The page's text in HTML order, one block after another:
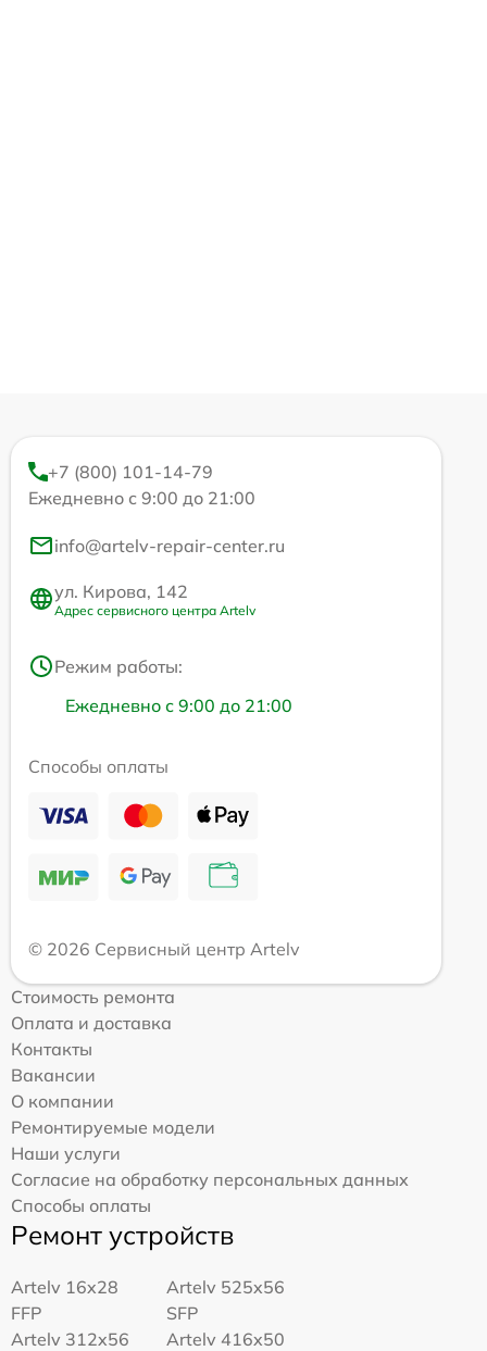
+7 (800) 101-14-79
Ежедневно с 9:00 до 21:00
info@artelv-repair-center.ru
ул. Кирова, 142
Адрес сервисного центра Artelv
Режим работы:
Ежедневно с 9:00 до 21:00
Способы оплаты
© 2026 Сервисный центр Artelv
Стоимость ремонта
Оплата и доставка
Контакты
Вакансии
О компании
Ремонтируемые модели
Наши услуги
Согласие на обработку персональных данных
Способы оплаты
Ремонт устройств
Artelv 16x28
FFP
Artelv 525x56
SFP
Artelv 312x56
Artelv 416x50